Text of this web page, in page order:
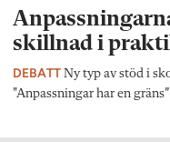
skillnad i
DEBATT Ny typ av stöd i
"Anpassningar har en gräns”